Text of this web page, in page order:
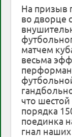
На призыв
во дворце
матчем
весьма
что шестой
порядка
поединка
гнал